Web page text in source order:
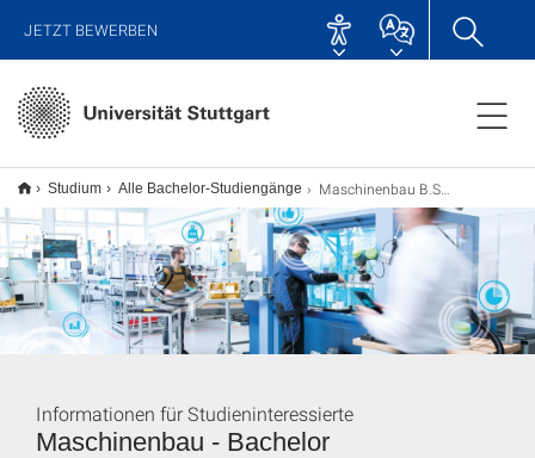
JETZT BEWERBEN
Studium Alle Bachelor-Studiengänge Maschinenbau B.Sc.
Maschinenbau - Bachelor
Informationen für Studieninteressierte